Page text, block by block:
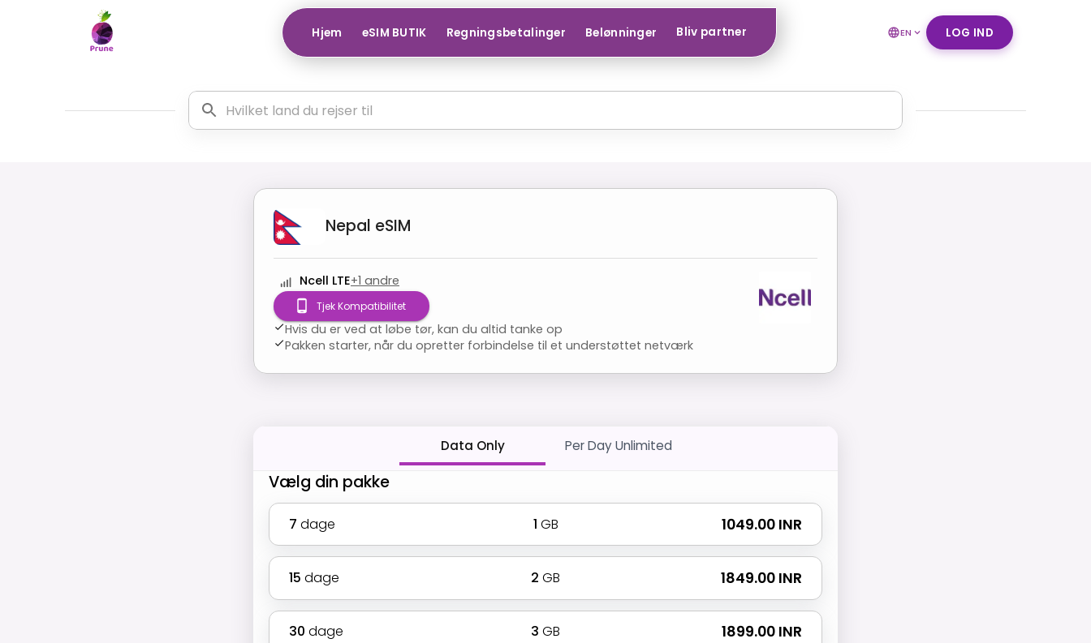
Hjem eSIM BUTIK Regningsbetalinger Belønninger Bliv partner EN LOG IND
Nepal eSIM
Ncell LTE+1 andre
Tjek Kompatibilitet
Hvis du er ved at løbe tør, kan du altid tanke op
Pakken starter, når du opretter forbindelse til et understøttet netværk
Data Only Per Day Unlimited
Vælg din pakke
7 dage 1 GB ₹ 1049.00 INR
15 dage 2 GB ₹ 1849.00 INR
30 dage 3 GB ₹ 1899.00 INR